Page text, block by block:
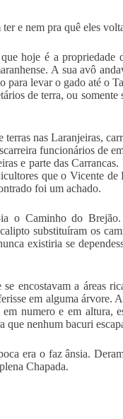
e nem pra quê eles
hoje é a propriedade
A sua avô
para levar o gado até o
de terra, ou
nas Laranjeiras,
funcionários de
e parte das
que o Vicente
foi um achado.
o Caminho do
substituíram os
existiria se
encostavam a áreas
em alguma árvore.
numero e em altura,
que nenhum bacuri
era o faz ânsia.
Chapada.